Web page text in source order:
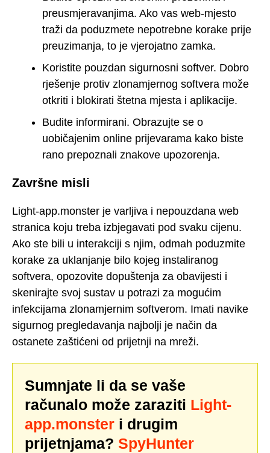
preusmjeravanjima. Ako vas web-mjesto
traži da poduzmete nepotrebne korake prije
preuzimanja, to je vjerojatno zamka.
Koristite pouzdan sigurnosni softver. Dobro
rješenje protiv zlonamjernog softvera može
otkriti i blokirati štetna mjesta i aplikacije.
Budite informirani. Obrazujte se o
uobičajenim online prijevarama kako biste
rano prepoznali znakove upozorenja.
Završne misli
Light-app.monster je varljiva i nepouzdana web
stranica koju treba izbjegavati pod svaku cijenu.
Ako ste bili u interakciji s njim, odmah poduzmite
korake za uklanjanje bilo kojeg instaliranog
softvera, opozovite dopuštenja za obavijesti i
skenirajte svoj sustav u potrazi za mogućim
infekcijama zlonamjernim softverom. Imati navike
sigurnog pregledavanja najbolji je način da
ostanete zaštićeni od prijetnji na mreži.
Sumnjate li da se vaše
računalo može zaraziti Light-
app.monster i drugim
prijetnjama? SpyHunter